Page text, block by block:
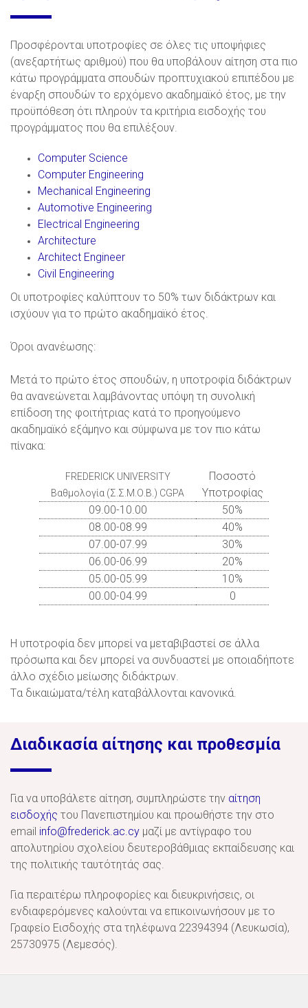
Προσφέρονται υποτροφίες σε όλες τις υποψήφιες
(ανεξαρτήτως αριθμού) που θα υποβάλουν αίτηση στα πιο
κάτω προγράμματα σπουδών προπτυχιακού επιπέδου με
έναρξη σπουδών το ερχόμενο ακαδημαϊκό έτος, με την
προϋπόθεση ότι πληρούν τα κριτήρια εισδοχής του
προγράμματος που θα επιλέξουν.
Computer Science
Computer Engineering
Mechanical Engineering
Automotive Engineering
Electrical Engineering
Architecture
Architect Engineer
Civil Engineering
Οι υποτροφίες καλύπτουν το 50% των διδάκτρων και
ισχύουν για το πρώτο ακαδημαϊκό έτος.
Όροι ανανέωσης:
Μετά το πρώτο έτος σπουδών, η υποτροφία διδάκτρων
θα ανανεώνεται λαμβάνοντας υπόψη τη συνολική
επίδοση της φοιτήτριας κατά το προηγούμενο
ακαδημαϊκό εξάμηνο και σύμφωνα με τον πιο κάτω
πίνακα:
FREDERICK UNIVERSITY
Βαθμολογία (Σ.Σ.Μ.Ο.Β.) CGPA
Ποσοστό
Υποτροφίας
09.00-10.00
50%
08.00-08.99
40%
07.00-07.99
30%
06.00-06.99
20%
05.00-05.99
10%
00.00-04.99
0
Η υποτροφία δεν μπορεί να μεταβιβαστεί σε άλλα
πρόσωπα και δεν μπορεί να συνδυαστεί με οποιαδήποτε
άλλο σχέδιο μείωσης διδάκτρων.
Tα δικαιώματα/τέλη καταβάλλονται κανονικά.
Διαδικασία αίτησης και προθεσμία
Για να υποβάλετε αίτηση, συμπληρώστε την αίτηση
εισδοχής του Πανεπιστημίου και προωθήστε την στο
email info@frederick.ac.cy μαζί με αντίγραφο του
απολυτηρίου σχολείου δευτεροβάθμιας εκπαίδευσης και
της πολιτικής ταυτότητάς σας.
Για περαιτέρω πληροφορίες και διευκρινήσεις, οι
ενδιαφερόμενες καλούνται να επικοινωνήσουν με το
Γραφείο Εισδοχής στα τηλέφωνα 22394394 (Λευκωσία),
25730975 (Λεμεσός).